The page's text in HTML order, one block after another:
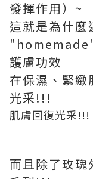
發揮作用）~
這就是為什
護膚功效
在保濕、緊緻
光采!!!
肌膚回復光采!!!
而且除了玫